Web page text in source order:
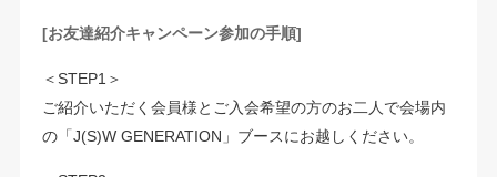
[お友達紹介キャンペーン参加の手順]
＜STEP1＞
ご紹介いただく会員様とご入会希望の方のお二人で会場内
の「J(S)W GENERATION」ブースにお越しください。